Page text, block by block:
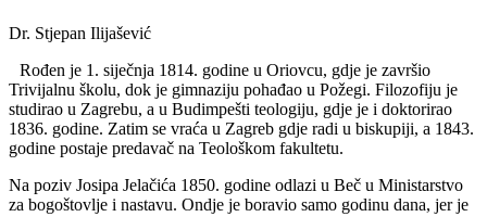
Dr. Stjepan Ilijašević
Rođen je 1. siječnja 1814. godine u Oriovcu, gdje je završio
Trivijalnu školu, dok je gimnaziju pohađao u Požegi. Filozofiju je
studirao u Zagrebu, a u Budimpešti teologiju, gdje je i doktorirao
1836. godine. Zatim se vraća u Zagreb gdje radi u biskupiji, a 1843.
godine postaje predavač na Teološkom fakultetu.
Na poziv Josipa Jelačića 1850. godine odlazi u Beč u Ministarstvo
za bogoštovlje i nastavu. Ondje je boravio samo godinu dana, jer je